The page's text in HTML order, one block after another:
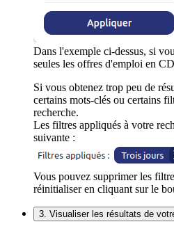
Dans l'exemple ci-dessus, si
seules les offres d'emploi en
Si vous obtenez trop peu de
certains mots-clés ou certains
recherche.
Les filtres appliqués à votre
suivante :
Vous pouvez supprimer les
réinitialiser en cliquant sur le
3. Visualiser les résultats de